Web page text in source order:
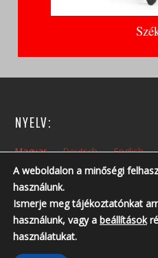
NYELV:
Magyar Deutsch English
NYITVA TARTÁS:
Hétfőtől – Péntekig: 10:00 – 14:00
Nyitvatartási időn kívül, előzetes
Telefonszám: +36 30 237 6761 ; +36
A weboldalon a minőségi
használunk.
Ismerje meg tájékoztatónkat
használunk, vagy a beállítások
használatukat.